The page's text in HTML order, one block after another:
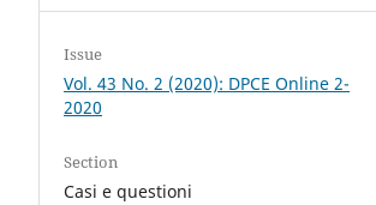
Issue
Vol. 43 No. 2 (2020): DPCE Online 2-
2020
Section
Casi e questioni